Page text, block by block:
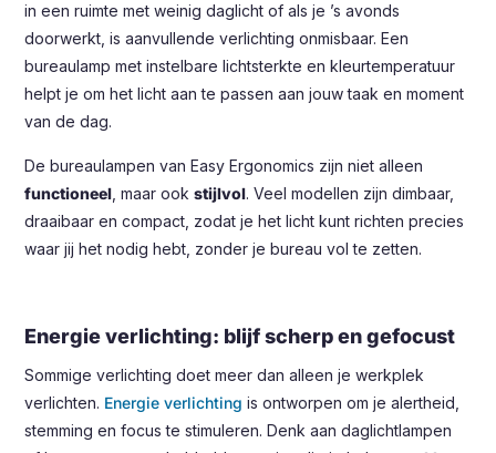
in een ruimte met weinig daglicht of als je ’s avonds
doorwerkt, is aanvullende verlichting onmisbaar. Een
bureaulamp met instelbare lichtsterkte en kleurtemperatuur
helpt je om het licht aan te passen aan jouw taak en moment
van de dag.
De bureaulampen van Easy Ergonomics zijn niet alleen
functioneel , maar ookstijlvol. Veel modellen zijn dimbaar,
draaibaar en compact, zodat je het licht kunt richten precies
waar jij het nodig hebt, zonder je bureau vol te zetten.
Energie verlichting: blijf scherp en gefocust
Sommige verlichting doet meer dan alleen je werkplek
verlichten. Energie verlichting is ontworpen om je alertheid,
stemming en focus te stimuleren. Denk aan daglichtlampen